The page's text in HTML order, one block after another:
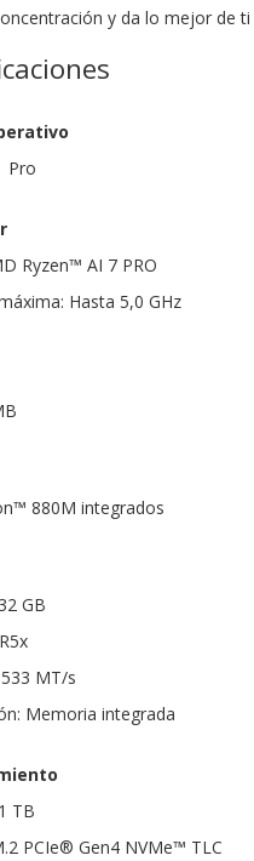
y da lo mejor de
Pro
Ryzen™ AI 7 PRO
Hasta 5,0 GHz
880M integrados
GB
MT/s
Memoria integrada
TB
PCIe® Gen4 NVMe™ TLC